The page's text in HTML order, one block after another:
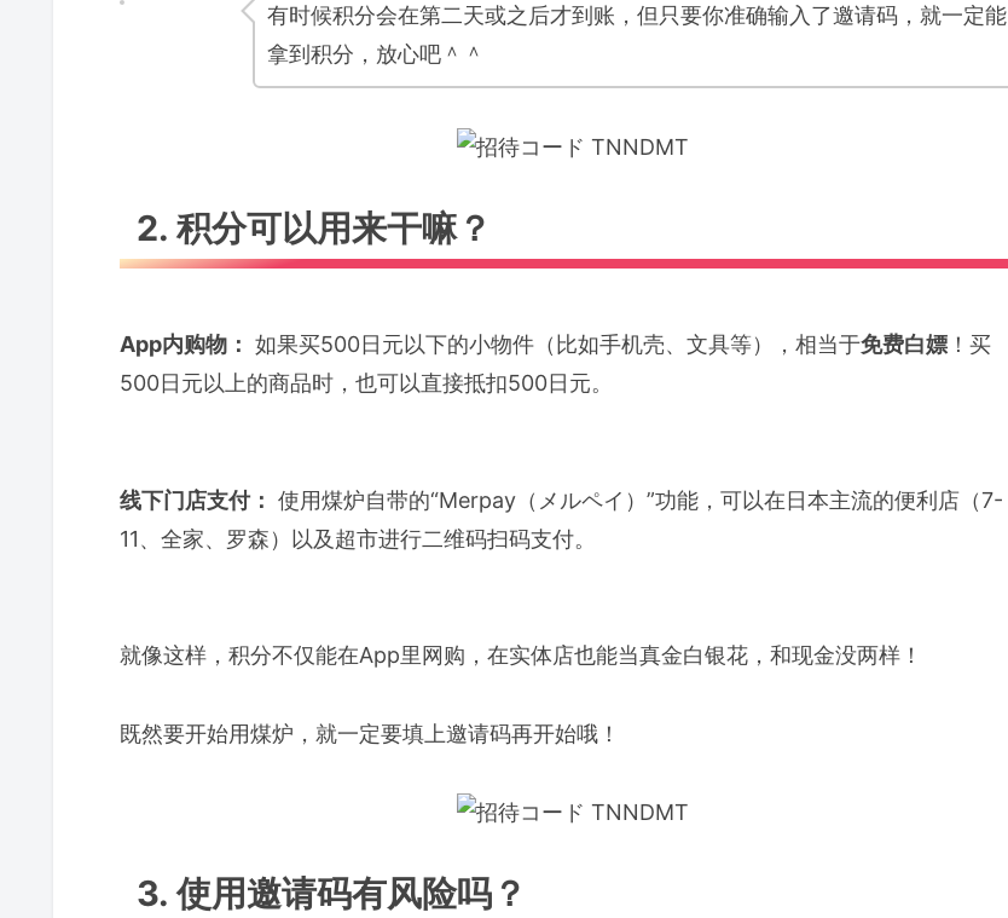
总结｜现在立刻填上邀请码吧！
有时候积分会在第二天或之后才到账，但只要你准确输入了邀请码，就一定能
拿到积分，放心吧＾＾
2. 积分可以用来干嘛？
App内购物： 如果买500日元以下的小物件（比如手机壳、文具等），相当于免费白嫖 ！买
500日元以上的商品时，也可以直接抵扣500日元。
线下门店支付： 使用煤炉自带的“Merpay（メルペイ）”功能，可以在日本主流的便利店（7-
11、全家、罗森）以及超市进行二维码扫码支付。
就像这样，积分不仅能在App里网购，在实体店也能当真金白银花，和现金没两样！
既然要开始用煤炉，就一定要填上邀请码再开始哦！
3. 使用邀请码有风险吗？